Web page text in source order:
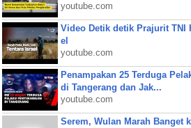
youtube.com
Video Detik detik Prajurit TNI
el
youtube.com
Penampakan 25 Terduga
di Tangerang dan Jak...
youtube.com
Serem, Wulan Marah Banget